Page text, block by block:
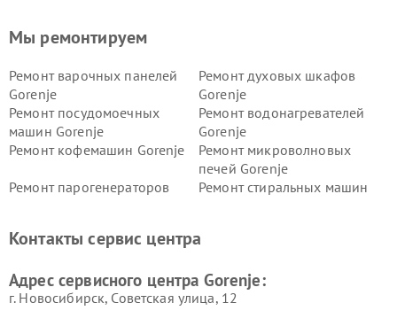
Мы ремонтируем
Ремонт варочных панелей
Gorenje
Ремонт духовых шкафов
Gorenje
Ремонт посудомоечных
машин Gorenje
Ремонт водонагревателей
Gorenje
Ремонт кофемашин Gorenje
Ремонт микроволновых
печей Gorenje
Ремонт парогенераторов
Ремонт стиральных машин
Контакты сервис центра
Адрес сервисного центра Gorenje:
г. Новосибирск, Советская улица, 12